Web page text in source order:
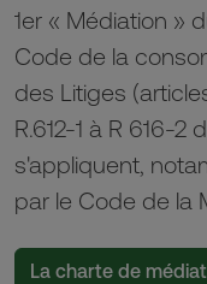
1er « Médiation »
Code de la
des Litiges
R.612-1 à R 616-
s'appliquent,
par le Code de la
La charte de